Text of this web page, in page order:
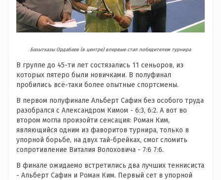
Бахытказы Ордабаев (в центре) впервые стал победителем турнира
В группе до 45-ти лет состязались 11 сеньоров, из
которых пятеро были новичками. В полуфинал
пробились всё-таки более опытные спортсмены.
В первом полуфинале Альберт Сафин без особого труда
разобрался с Александром Кимом - 6:3, 6:2. А вот во
втором могла произойти сенсация: Роман Ким,
являющийся одним из фаворитов турнира, только в
упорной борьбе, на двух тай-брейках, смог сломить
сопротивление Виталия Волоховича - 7:6 7:6.
В финале ожидаемо встретились два лучших теннисиста
- Альберт Сафин и Роман Ким. Первый сет в упорной